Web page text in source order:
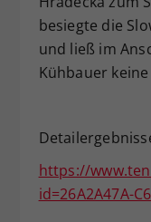
besiegte die
und ließ im
Kühbauer keine
https://
id=26A2A47A-